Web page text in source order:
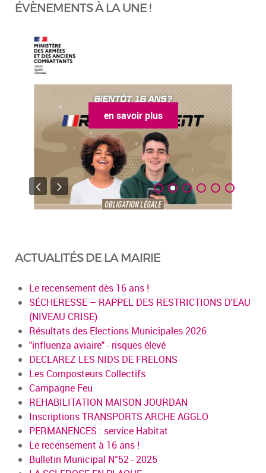
ÉVÈNEMENTS À LA UNE !
en savoir plus
ACTUALITÉS DE LA MAIRIE
Le recensement dès 16 ans !
SÉCHERESSE – RAPPEL DES RESTRICTIONS D'EAU
(NIVEAU CRISE)
Résultats des Elections Municipales 2026
"influenza aviaire" - risques élevé
DECLAREZ LES NIDS DE FRELONS
Les Composteurs Collectifs
Campagne Feu
REHABILITATION MAISON JOURDAN
Inscriptions TRANSPORTS ARCHE AGGLO
PERMANENCES : service Habitat
Le recensement à 16 ans !
Bulletin Municipal N°52 - 2025